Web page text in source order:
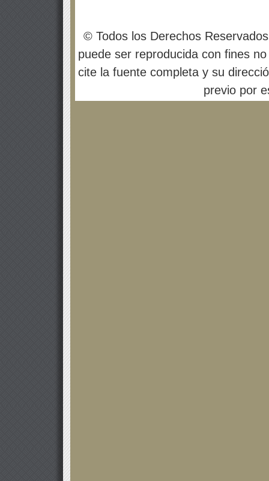
© Todos los Derechos
puede ser reproducida con fines
cite la fuente completa y su
previo por